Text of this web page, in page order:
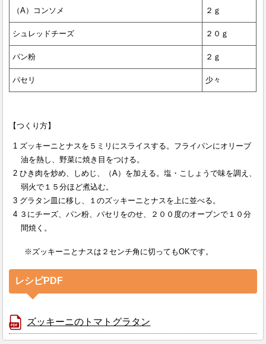
（A）コンソメ ２ｇ
シュレッドチーズ ２０ｇ
パン粉 ２ｇ
パセリ 少々
【つくり方】
ズッキーニとナスを５ミリにスライスする。フライパンにオリーブ
油を熱し、野菜に焼き目をつける。
ひき肉を炒め、しめじ、（A）を加える。塩・こしょうで味を調え、
弱火で１５分ほど煮込む。
グラタン皿に移し、１のズッキーニとナスを上に並べる。
３にチーズ、パン粉、パセリをのせ、２００度のオーブンで１０分
間焼く。
※ズッキーニとナスは２センチ角に切ってもOKです。
レシピPDF
ズッキーニのトマトグラタン